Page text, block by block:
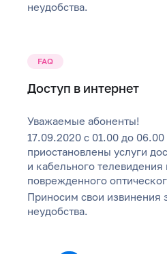
неудобства.
FAQ
Доступ в интернет
Уважаемые абоненты!
17.09.2020 с 01.00 до 06.00
приостановлены услуги
и кабельного
поврежденного
Приносим свои извинения
неудобства.